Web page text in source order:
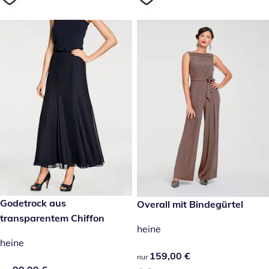
99,99 €
Godetrock aus
transparentem Chiffon
heine
159,00 €
Overall mit Bindegürtel
heine
159,00 €
nur 159,00 €